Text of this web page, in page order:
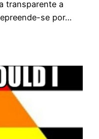
transparente a
se por…